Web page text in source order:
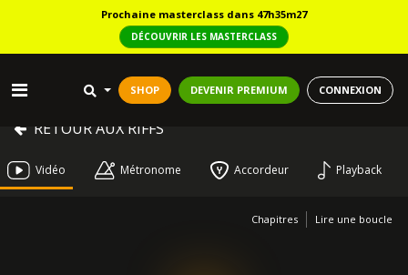
Prochaine masterclass dans 47h35m25
DÉCOUVRIR LES MASTERCLASS
SHOP DEVENIR PREMIUM CONNEXION
RETOUR AUX RIFFS
Vidéo Métronome Accordeur Playback
Chapitres Lire une boucle